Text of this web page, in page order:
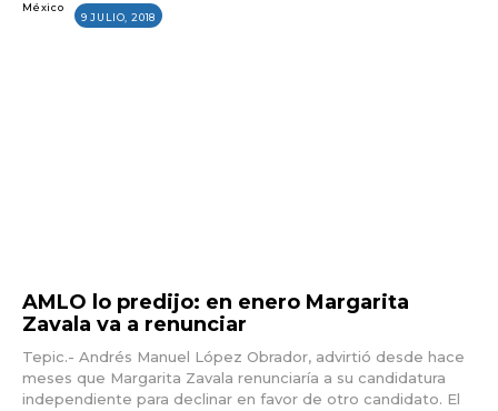
México
9 JULIO, 2018
AMLO lo predijo: en enero Margarita
Zavala va a renunciar
Tepic.- Andrés Manuel López Obrador, advirtió desde hace
meses que Margarita Zavala renunciaría a su candidatura
independiente para declinar en favor de otro candidato. El